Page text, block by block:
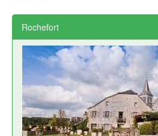
Rochefort